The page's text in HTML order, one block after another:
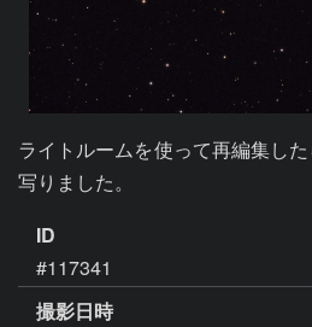
ライトルームを使って再編集した
写りました。
ID
#117341
撮影日時